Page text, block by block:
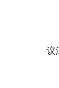
议